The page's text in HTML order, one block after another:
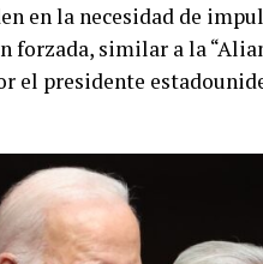
en la necesidad de
similar a la
el presidente